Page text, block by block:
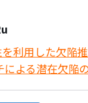
利用した欠陥
よる潜在欠陥